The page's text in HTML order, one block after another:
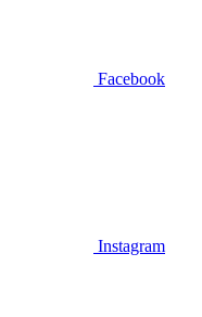
Facebook
Instagram